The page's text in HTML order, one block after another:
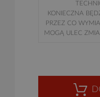
KONIECZNA
PRZEZ CO
MOGĄ ULEC